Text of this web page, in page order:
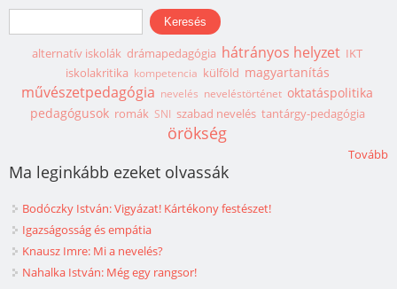
Keresés űrlap
Keresés
alternatív iskolák drámapedagógia hátrányos helyzet IKT
iskolakritika kompetencia külföld magyartanítás
művészetpedagógia nevelés neveléstörténet oktatáspolitika
pedagógusok romák SNI szabad nevelés tantárgy-pedagógia
örökség
Tovább
Ma leginkább ezeket olvassák
Bodóczky István: Vigyázat! Kártékony festészet!
Igazságosság és empátia
Knausz Imre: Mi a nevelés?
Nahalka István: Még egy rangsor!